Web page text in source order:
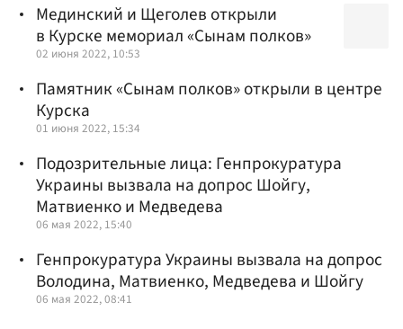
Мединский и Щеголев открыли
в Курске мемориал «Сынам полков»
02 июня 2022, 10:53
Памятник «Сынам полков» открыли в центре
Курска
01 июня 2022, 15:34
Подозрительные лица: Генпрокуратура
Украины вызвала на допрос Шойгу,
Матвиенко и Медведева
06 мая 2022, 15:40
Генпрокуратура Украины вызвала на допрос
Володина, Матвиенко, Медведева и Шойгу
06 мая 2022, 08:41